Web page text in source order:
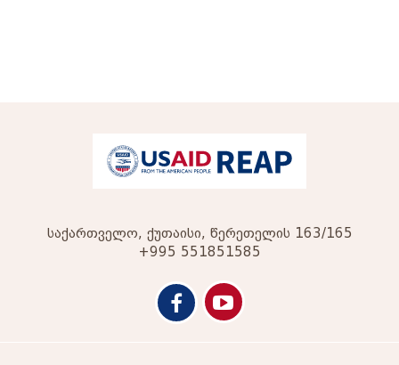
საქართველო, ქუთაისი, წერეთელის 163/165
+995 551851585